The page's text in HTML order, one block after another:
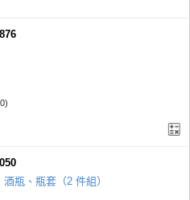
瓶、瓶套（2 件組）